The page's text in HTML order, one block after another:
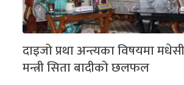
दाइजो प्रथा अन्त्यका विषयमा
मन्त्री सिता बादीको छलफल